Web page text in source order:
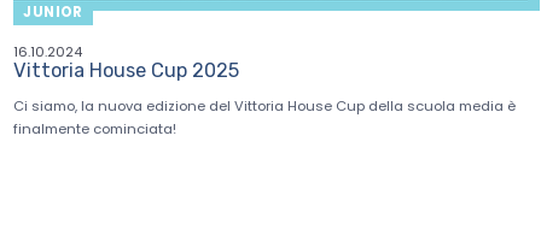
JUNIOR
16.10.2024
Vittoria House Cup 2025
Ci siamo, la nuova edizione del Vittoria House Cup della scuola media è
finalmente cominciata!